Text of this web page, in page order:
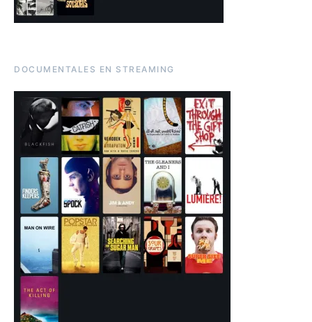
DOCUMENTALES EN STREAMING